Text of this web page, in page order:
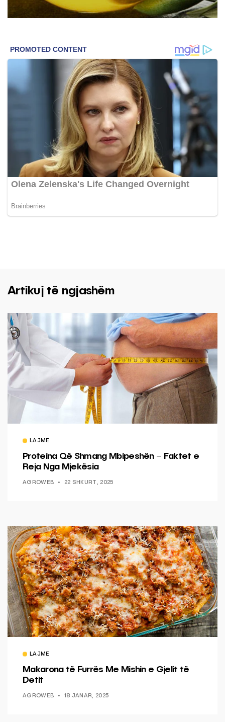
Artikuj të ngjashëm
LAJME
Proteina Që Shmang Mbipeshën – Faktet e
Reja Nga Mjekësia
AGROWEB 22 SHKURT, 2025
LAJME
Makarona të Furrës Me Mishin e Gjelit të
Detit
AGROWEB 18 JANAR, 2025